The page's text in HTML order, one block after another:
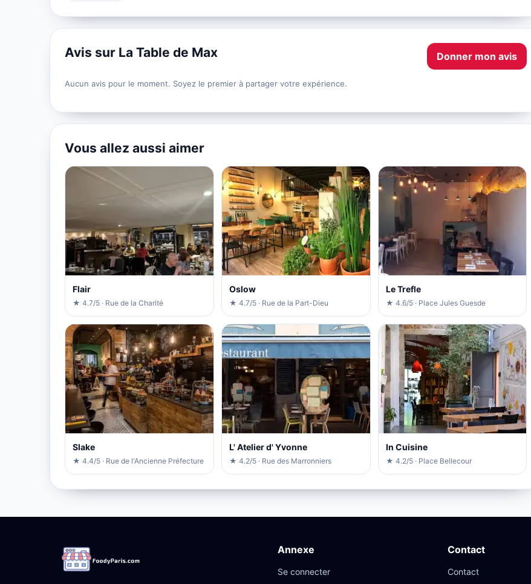
Avis sur La Table de Max Donner mon avis
Aucun avis pour le moment. Soyez le premier à partager votre expérience.
Vous allez aussi aimer
Flair
★ 4.7/5 · Rue de la Charité
Oslow
★ 4.7/5 · Rue de la Part-Dieu
Le Trefle
★ 4.6/5 · Place Jules Guesde
Slake
★ 4.4/5 · Rue de l'Ancienne Préfecture
L' Atelier d' Yvonne
★ 4.2/5 · Rue des Marronniers
In Cuisine
★ 4.2/5 · Place Bellecour
Annexe
Se connecter
Contact
Contact